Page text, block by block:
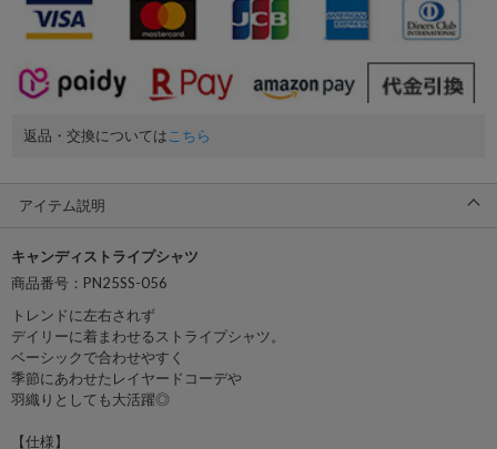
返品・交換についてはこちら
アイテム説明
キャンディストライプシャツ
商品番号：PN25SS-056
トレンドに左右されず
デイリーに着まわせるストライプシャツ。
ベーシックで合わせやすく
季節にあわせたレイヤードコーデや
羽織りとしても大活躍◎
【仕様】